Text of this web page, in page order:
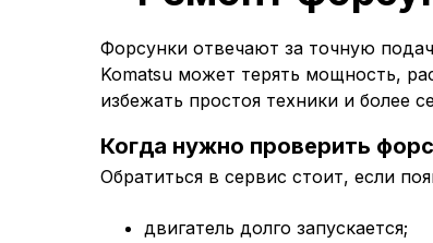
Форсунки отвечают за точную
Komatsu может терять мощность,
избежать простоя техники и более
Когда нужно проверить
двигатель долго запускается;
Обратиться в сервис стоит, если